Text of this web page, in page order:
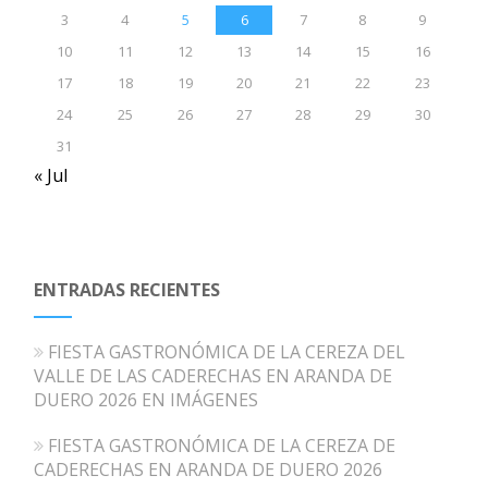
3
4 5 6 7 8
9
10
11 12 13 14 15
16
17
18 19 20 21 22
23
24
25 26 27 28 29
30
31
« Jul
ENTRADAS RECIENTES
FIESTA GASTRONÓMICA DE LA CEREZA DEL
VALLE DE LAS CADERECHAS EN ARANDA DE
DUERO 2026 EN IMÁGENES
FIESTA GASTRONÓMICA DE LA CEREZA DE
CADERECHAS EN ARANDA DE DUERO 2026